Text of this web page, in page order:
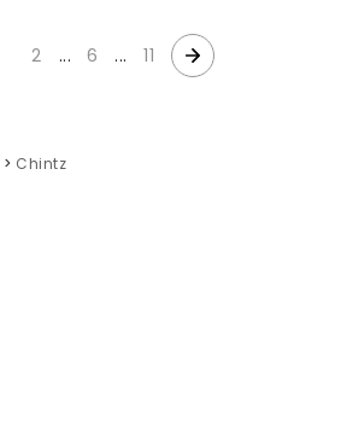
2 ... 6 ... 11
> Chintz